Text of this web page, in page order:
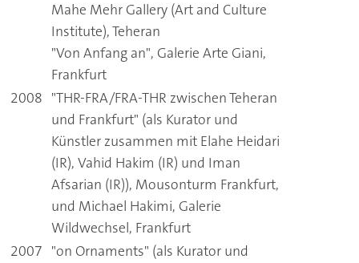
Mahe Mehr Gallery (Art and Culture
Institute), Teheran
"Von Anfang an", Galerie Arte Giani,
Frankfurt
2008 "THR-FRA/FRA-THR zwischen Teheran
und Frankfurt" (als Kurator und
Künstler zusammen mit Elahe Heidari
(IR), Vahid Hakim (IR) und Iman
Afsarian (IR)), Mousonturm Frankfurt,
und Michael Hakimi, Galerie
Wildwechsel, Frankfurt
2007 "on Ornaments" (als Kurator und